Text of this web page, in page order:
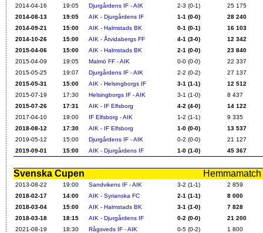
2014-04-16 19:05 Djurgårdens IF - AIK 2-3 (0-1)
25 175
2014-08-13
19:05 AIK - Djurgårdens IF 1-1 (0-0)
28 240
2014-09-21
15:00 AIK - Halmstads BK 0-1 (0-1)
16 103
2014-10-26
15:00 AIK - Åtvidabergs FF 4-1 (3-0)
12 342
2015-04-06
15:00 AIK - Halmstads BK 2-1 (0-0)
23 840
2015-04-09
19:05 Malmö FF - AIK 0-0 (0-0)
22 337
2015-05-25
19:07 Djurgårdens IF - AIK 2-2 (0-2)
27 137
2015-05-31
15:00 AIK - Helsingborgs IF 3-1 (1-1)
12 512
2015-07-19
17:30 Helsingborgs IF - AIK 3-1 (1-0)
8 437
2015-07-26
17:31 AIK - IF Elfsborg 4-2 (4-0)
14 122
2017-04-10
19:00 IF Elfsborg - AIK 1-2 (1-1)
9 335
2018-08-12
17:30 AIK - IF Elfsborg 1-0 (0-0)
13 537
2019-05-12
15:00 Djurgårdens IF - AIK 0-2 (0-0)
21 127
2019-09-01
15:00 AIK - Djurgårdens IF 1-0 (1-0) 45 367
Svenska Cupen
2013-08-22 19:00 Sandvikens IF - AIK 3-2 (1-1)
2 859
2018-02-17
14:00 AIK - Syrianska FC 2-1 (1-1)
8 000
2018-03-04
15:00 AIK - Halmstads BK 3-1 (1-0)
7 828
2018-03-18
18:15 AIK - Djurgårdens IF 0-2 (0-0)
21 200
2021-08-19
18:30 Rågsveds IF - AIK 0-5 (0-2) 1 800